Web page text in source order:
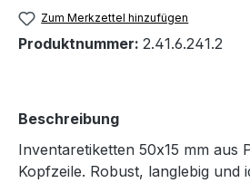
Zum Merkzettel hinzufügen
Produktnummer: 2.41.6.241.2
Beschreibung
Inventaretiketten 50x15 mm aus
Kopfzeile. Robust, langlebig und